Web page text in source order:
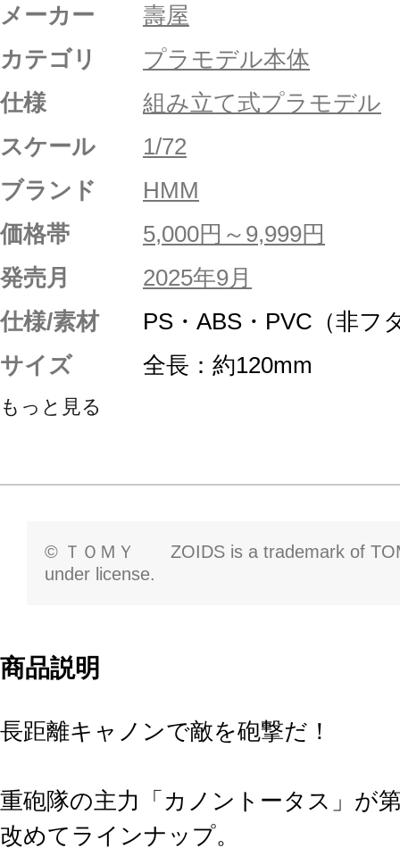
メーカー
壽屋
カテゴリ
プラモデル本体
仕様
組み立て式プラモデル
スケール
1/72
ブランド
HMM
価格帯
5,000円～9,999円
発売月
2025年9月
仕様/素材
PS・ABS・PVC（非フ
サイズ
全長：約120mm
もっと見る
© ＴＯＭＹ ZOIDS is a trademark of
under license.
商品説明
長距離キャノンで敵を砲撃だ！
重砲隊の主力「カノントータス」が
改めてラインナップ。